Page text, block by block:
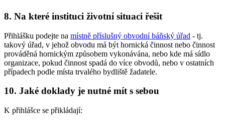
8. Na které instituci životní situaci řešit
Přihlášku podejte na místně příslušný obvodní báňský úřad - tj.
takový úřad, v jehož obvodu má být hornická činnost nebo činnost
prováděná hornickým způsobem vykonávána, nebo kde má sídlo
organizace, pokud činnost spadá do více obvodů, nebo v ostatních
případech podle místa trvalého bydliště žadatele.
10. Jaké doklady je nutné mít s sebou
K přihlášce se přikládají: